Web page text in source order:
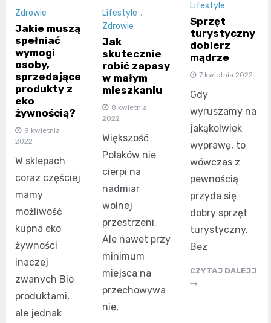
Zdrowie
Jakie muszą
spełniać
wymogi
osoby,
sprzedające
produkty z
eko
żywnością?
9 kwietnia
2022
W sklepach
coraz częściej
mamy
możliwość
kupna eko
żywności
inaczej
zwanych Bio
produktami,
ale jednak
Lifestyle ,
Zdrowie
Jak
skutecznie
robić zapasy
w małym
mieszkaniu
8 kwietnia
2022
Większość
Polaków nie
cierpi na
nadmiar
wolnej
przestrzeni.
Ale nawet przy
minimum
miejsca na
przechowywa
nie,
Lifestyle
Sprzęt
turystyczny
dobierz
mądrze
7 kwietnia 2022
Gdy
wyruszamy na
jakąkolwiek
wyprawę, to
wówczas z
pewnością
przyda się
dobry sprzęt
turystyczny.
Bez
CZYTAJ DALEJJ